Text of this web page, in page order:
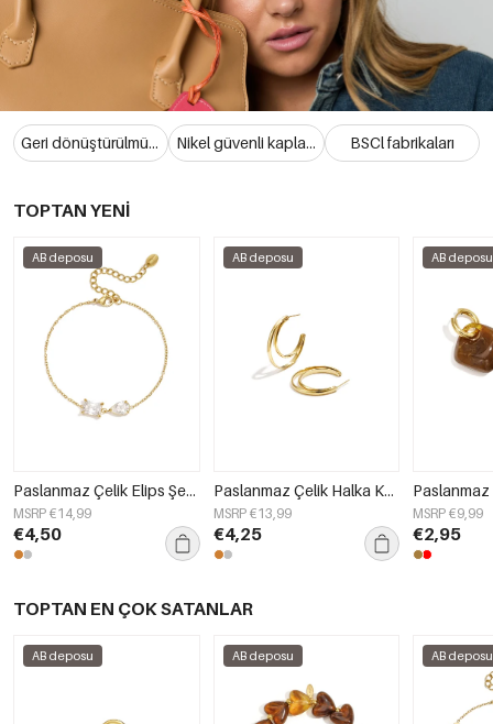
Geri dönüştürülmüş pirinç Nikel güvenli kaplama BSCl fabrikaları
TOPTAN YENİ
AB deposu
Paslanmaz Çelik Elips Şekilli Sade Günlük Seri Kadın Takıları
MSRP €14,99
€4,50
AB deposu
Paslanmaz Çelik Halka Küpe, Yuvarlak, Sade, Günlük Kullanım İçin, Sade Seri, Kadın Takıları
MSRP €13,99
€4,25
AB deposu
MSRP €9,99
€2,95
TOPTAN EN ÇOK SATANLAR
AB deposu AB deposu AB deposu